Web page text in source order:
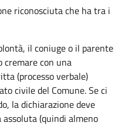
riconosciuta che ha tra i
il coniuge o il parente
cremare con una
(processo verbale)
civile del Comune. Se ci
la dichiarazione deve
(quindi almeno